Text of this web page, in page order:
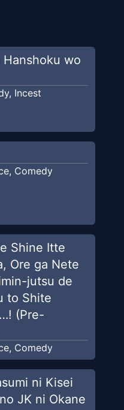
wo
, Incest
, Comedy
Shine Itte
Ore ga Nete
jutsu de
to Shite
(Pre-
, Comedy
ni Kisei
JK ni Okane